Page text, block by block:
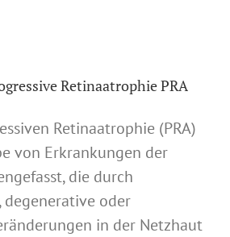
Retinaatrophie PRA
Retinaatrophie (PRA)
von Erkrankungen der
die durch
oder
in der Netzhaut